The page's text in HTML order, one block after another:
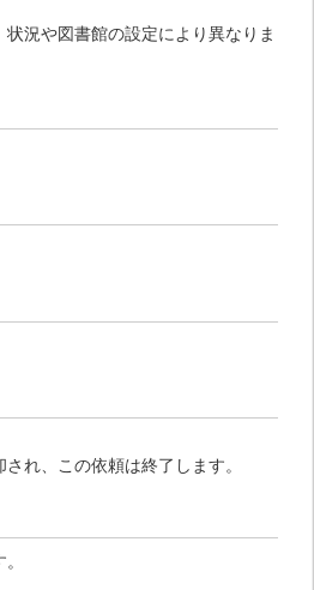
況や図書館の設定により異なりま
れ、この依頼は終了します。